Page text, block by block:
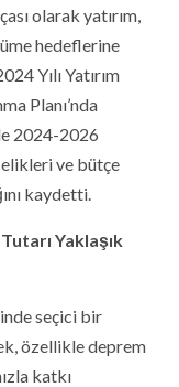
olarak yatırım,
hedeflerine
Yılı Yatırım
Planı’nda
2024-2026
ve bütçe
kaydetti.
Yaklaşık
seçici bir
özellikle deprem
katkı